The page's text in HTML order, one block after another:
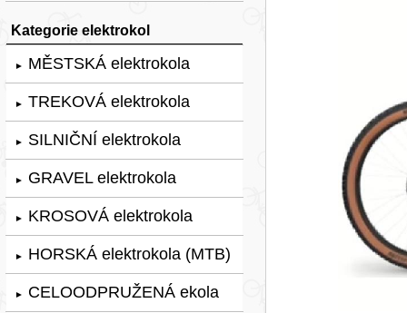
Kategorie elektrokol
► MĚSTSKÁ elektrokola
► TREKOVÁ elektrokola
► SILNIČNÍ elektrokola
► GRAVEL elektrokola
► KROSOVÁ elektrokola
► HORSKÁ elektrokola (MTB)
► CELOODPRUŽENÁ ekola